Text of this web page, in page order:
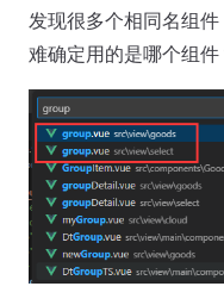
发现很多个相同名组
难确定用的是哪个组件